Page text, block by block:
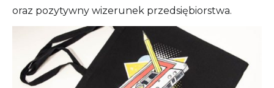
oraz pozytywny wizerunek przedsiębiorstwa.